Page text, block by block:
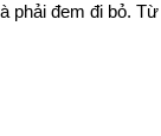
đem đi bỏ.